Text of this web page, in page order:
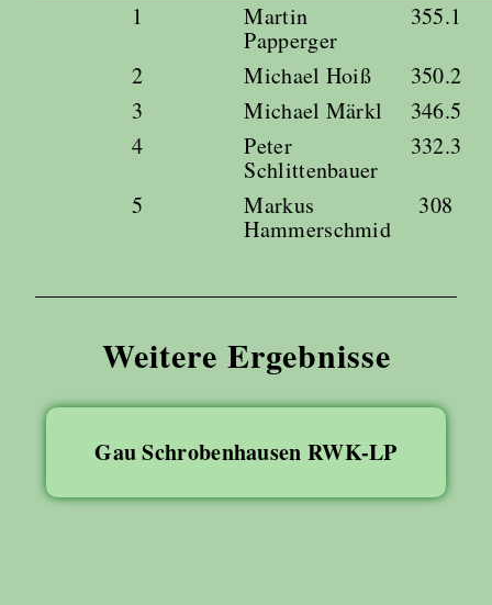
1
Martin
Papperger
355.1
2
Michael Hoiß
350.2
3
Michael Märkl
346.5
4
Peter
Schlittenbauer
332.3
5
Markus
Hammerschmid
308
Weitere Ergebnisse
Gau Schrobenhausen RWK-LP